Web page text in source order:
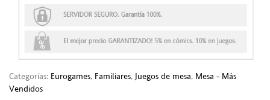
Categorías: Eurogames, Familiares, Juegos de mesa, Mesa - Más
Vendidos